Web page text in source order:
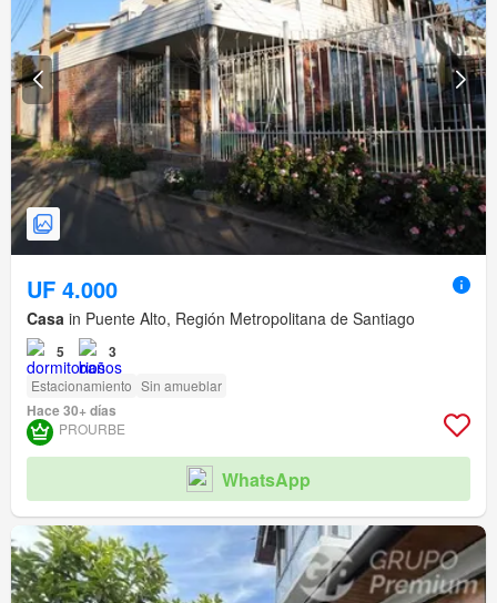
UF 4.000
Casa in Puente Alto, Región Metropolitana de Santiago
5 3
Estacionamiento Sin amueblar
Hace 30+ días
PROURBE
WhatsApp